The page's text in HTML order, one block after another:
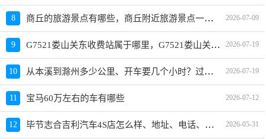
8 商丘的旅游景点有哪些，商丘附近旅游景点一日游 2026-07-09
9 G7521娄山关东收费站属于哪里，G7521娄山关东收费站入口的详细地址 2026-07-19
10 从本溪到滁州多少公里、开车要几个小时？过路费、油费等 2026-07-19
11 宝马60万左右的车有哪些 2026-07-12
12 毕节志合吉利汽车4S店怎么样、地址、电话、上班时间查询 2026-05-31